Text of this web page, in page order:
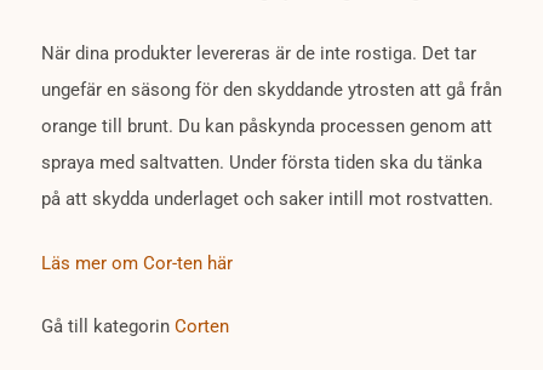
När dina produkter levereras är de inte rostiga. Det tar
ungefär en säsong för den skyddande ytrosten att gå från
orange till brunt. Du kan påskynda processen genom att
spraya med saltvatten. Under första tiden ska du tänka
på att skydda underlaget och saker intill mot rostvatten.
Läs mer om Cor-ten här
Gå till kategorin Corten